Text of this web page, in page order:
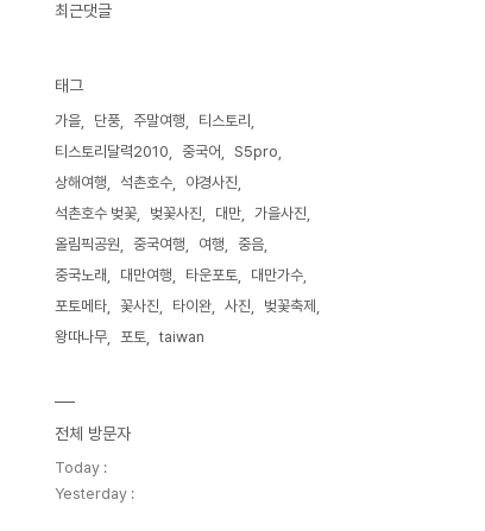
최근댓글
태그
가을 단풍 주말여행
티스토리
티스토리달력2010
중국어
S5pro
상해여행
석촌호수
야경사진
석촌호수 벚꽃
벚꽃사진 대만
가을사진
올림픽공원
중국여행 여행
중음
중국노래
대만여행 타운포토
대만가수
포토메타
꽃사진 타이완 사진
벚꽃축제
왕따나무
포토 taiwan
전체 방문자
Today :
Yesterday :